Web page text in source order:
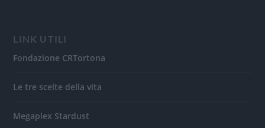
LINK UTILI
Fondazione CRTortona
Le tre scelte della vita
Megaplex Stardust